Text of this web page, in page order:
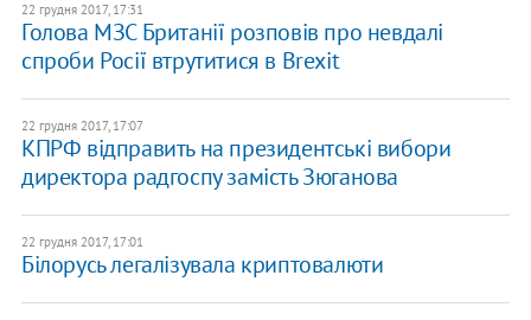
22 грудня 2017, 17:31
Голова МЗС Британії розповів про невдалі
спроби Росії втрутитися в Brexit
22 грудня 2017, 17:07
КПРФ відправить на президентські вибори
директора радгоспу замість Зюганова
22 грудня 2017, 17:01
Білорусь легалізувала криптовалюти